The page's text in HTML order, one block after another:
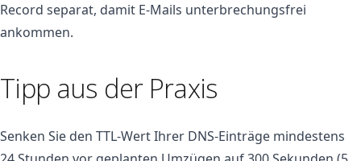
Record separat, damit E-Mails unterbrechungsfrei
ankommen.
Tipp aus der Praxis
Senken Sie den TTL-Wert Ihrer DNS-Einträge mindestens